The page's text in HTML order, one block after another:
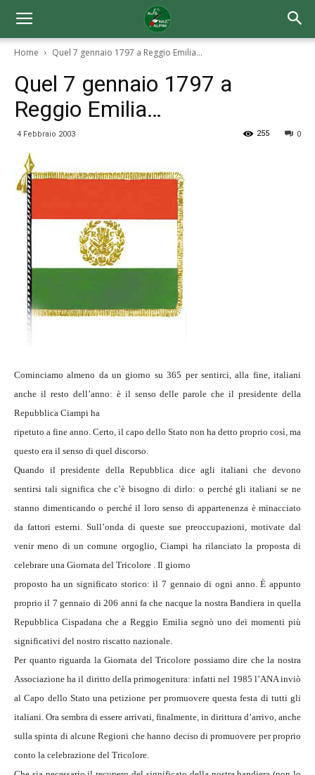
Home Quel 7 gennaio 1797 a Reggio Emilia...
Quel 7 gennaio 1797 a
Reggio Emilia…
4 Febbraio 2003 0
255
Cominciamo almeno da un giorno su 365 per sentirci, alla fine, italiani
anche il resto dell’anno: è il senso delle parole che il presidente della
Repubblica Ciampi ha
ripetuto a fine anno. Certo, il capo dello Stato non ha detto proprio così, ma
questo era il senso di quel discorso.
Quando il presidente della Repubblica dice agli italiani che devono
sentirsi tali significa che c’è bisogno di dirlo: o perché gli italiani se ne
stanno dimenticando o perché il loro senso di appartenenza è minacciato
da fattori esterni. Sull’onda di queste sue preoccupazioni, motivate dal
venir meno di un comune orgoglio, Ciampi ha rilanciato la proposta di
celebrare una Giornata del Tricolore . Il giorno
proposto ha un significato storico: il 7 gennaio di ogni anno. È appunto
proprio il 7 gennaio di 206 anni fa che nacque la nostra Bandiera in quella
Repubblica Cispadana che a Reggio Emilia segnò uno dei momenti più
significativi del nostro riscatto nazionale.
Per quanto riguarda la Giornata del Tricolore possiamo dire che la nostra
Associazione ha il diritto della primogenitura: infatti nel 1985 l’ANA inviò
al Capo dello Stato una petizione per promuovere questa festa di tutti gli
italiani. Ora sembra di essere arrivati, finalmente, in dirittura d’arrivo, anche
sulla spinta di alcune Regioni che hanno deciso di promuovere per proprio
conto la celebrazione del Tricolore.